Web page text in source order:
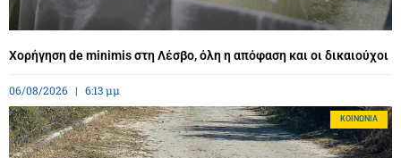
Χορήγηση de minimis στη Λέσβο, όλη η απόφαση και οι δικαιούχοι
06/08/2026 6:13 μμ
ΚΟΙΝΩΝΊΑ